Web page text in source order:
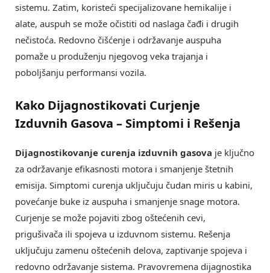
sistemu. Zatim, koristeći specijalizovane hemikalije i
alate, auspuh se može očistiti od naslaga čađi i drugih
nečistoća. Redovno čišćenje i održavanje auspuha
pomaže u produženju njegovog veka trajanja i
poboljšanju performansi vozila.
Kako Dijagnostikovati Curjenje
Izduvnih Gasova – Simptomi i Rešenja
Dijagnostikovanje curenja izduvnih gasova je ključno
za održavanje efikasnosti motora i smanjenje štetnih
emisija. Simptomi curenja uključuju čudan miris u kabini,
povećanje buke iz auspuha i smanjenje snage motora.
Curjenje se može pojaviti zbog oštećenih cevi,
prigušivača ili spojeva u izduvnom sistemu. Rešenja
uključuju zamenu oštećenih delova, zaptivanje spojeva i
redovno održavanje sistema. Pravovremena dijagnostika